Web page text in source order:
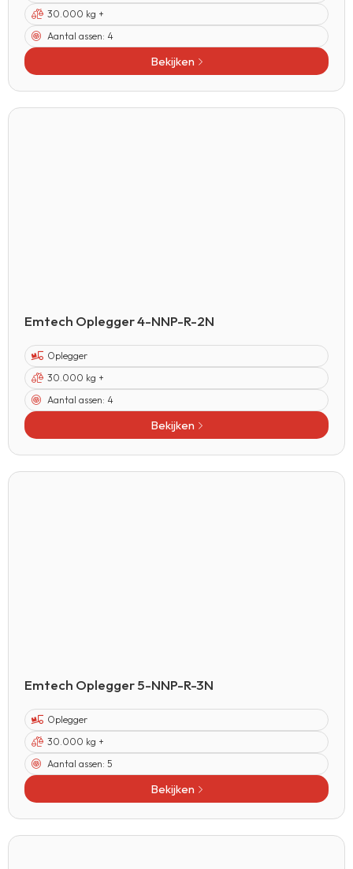
30.000 kg +
Aantal assen: 4
Bekijken
Emtech Oplegger 4-NNP-R-2N
Oplegger
30.000 kg +
Aantal assen: 4
Bekijken
Emtech Oplegger 5-NNP-R-3N
Oplegger
30.000 kg +
Aantal assen: 5
Bekijken